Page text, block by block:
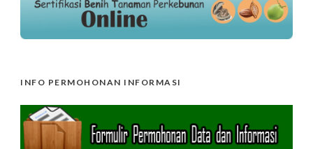
INFO PERMOHONAN INFORMASI